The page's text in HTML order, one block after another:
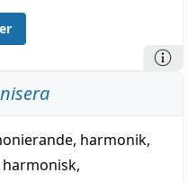
, harmonik,
harmonisk,